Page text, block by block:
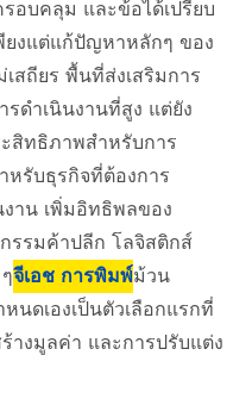
อบคลุม และข้อได้เปรียบ
งแต่แก้ปัญหาหลักๆ ของ
ถียร พื้นที่ส่งเสริมการ
ดำเนินงานที่สูง แต่ยัง
สิทธิภาพสำหรับการ
หรับธุรกิจที่ต้องการ
าน เพิ่มอิทธิพลของ
รรมค้าปลีก โลจิสติกส์
จีเอช การพิมพ์ม้วน
ดเองเป็นตัวเลือกแรกที่
างมูลค่า และการปรับแต่ง